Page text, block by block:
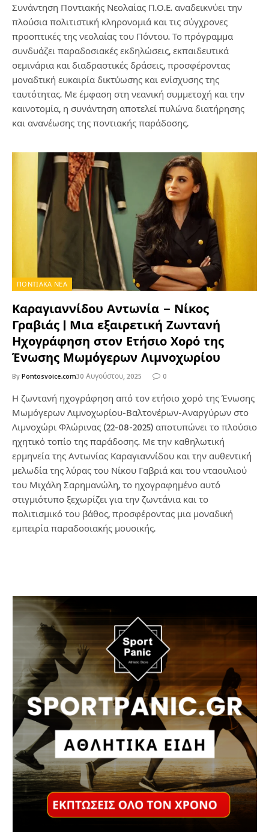
Συνάντηση Ποντιακής Νεολαίας Π.Ο.Ε. αναδεικνύει την
πλούσια πολιτιστική κληρονομιά και τις σύγχρονες
προοπτικές της νεολαίας του Πόντου. Το πρόγραμμα
συνδυάζει παραδοσιακές εκδηλώσεις, εκπαιδευτικά
σεμινάρια και διαδραστικές δράσεις, προσφέροντας
μοναδτική ευκαιρία δικτύωσης και ενίσχυσης της
ταυτότητας. Με έμφαση στη νεανική συμμετοχή και την
καινοτομία, η συνάντηση αποτελεί πυλώνα διατήρησης
και ανανέωσης της ποντιακής παράδοσης.
ΠΟΝΤΙΑΚΑ ΝΕΑ
Καραγιαννίδου Αντωνία – Νίκος
Γραβιάς | Μια εξαιρετική Ζωντανή
Ηχογράφηση στον Ετήσιο Χορό της
Ένωσης Μωμόγερων Λιμνοχωρίου
By Pontosvoice.com30 Αυγούστου, 2025 0
Η ζωντανή ηχογράφηση από τον ετήσιο χορό της Ένωσης
Μωμόγερων Λιμνοχωρίου-Βαλτονέρων-Αναργύρων στο
Λιμνοχώρι Φλώρινας (22-08-2025) αποτυπώνει το πλούσιο
ηχητικό τοπίο της παράδοσης. Με την καθηλωτική
ερμηνεία της Αντωνίας Καραγιαννίδου και την αυθεντική
μελωδία της λύρας του Νίκου Γαβριά και του νταουλιού
του Μιχάλη Σαρημανώλη, το ηχογραφημένο αυτό
στιγμιότυπο ξεχωρίζει για την ζωντάνια και το
πολιτισμικό του βάθος, προσφέροντας μια μοναδική
εμπειρία παραδοσιακής μουσικής.